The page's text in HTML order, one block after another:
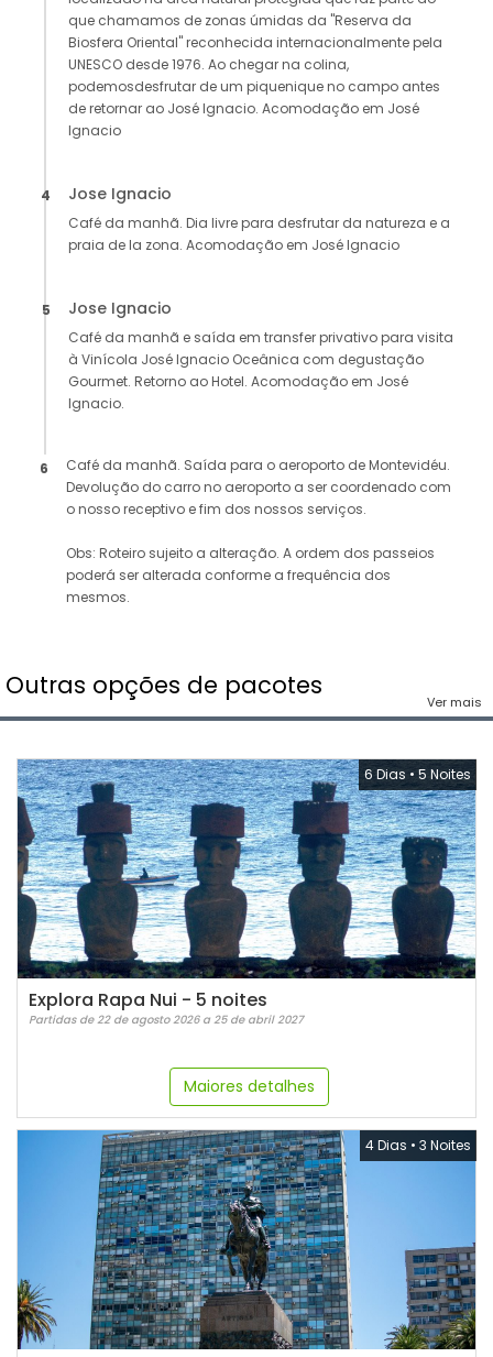
que chamamos de zonas úmidas da "Reserva da
Biosfera Oriental" reconhecida internacionalmente pela
UNESCO desde 1976. Ao chegar na colina,
podemosdesfrutar de um piquenique no campo antes
de retornar ao José Ignacio. Acomodação em José
Ignacio
4 Jose Ignacio
Café da manhã. Dia livre para desfrutar da natureza e a
praia de la zona. Acomodação em José Ignacio
5 Jose Ignacio
Café da manhã e saída em transfer privativo para visita
à Vinícola José Ignacio Oceânica com degustação
Gourmet. Retorno ao Hotel. Acomodação em José
Ignacio.
6
Café da manhã. Saída para o aeroporto de Montevidéu.
Devolução do carro no aeroporto a ser coordenado com
o nosso receptivo e fim dos nossos serviços.
Obs: Roteiro sujeito a alteração. A ordem dos passeios
poderá ser alterada conforme a frequência dos
mesmos.
Outras opções de pacotes
Ver mais
6 Dias • 5 Noites
Explora Rapa Nui - 5 noites
Partidas de 22 de agosto 2026 a 25 de abril 2027
Maiores detalhes
4 Dias • 3 Noites